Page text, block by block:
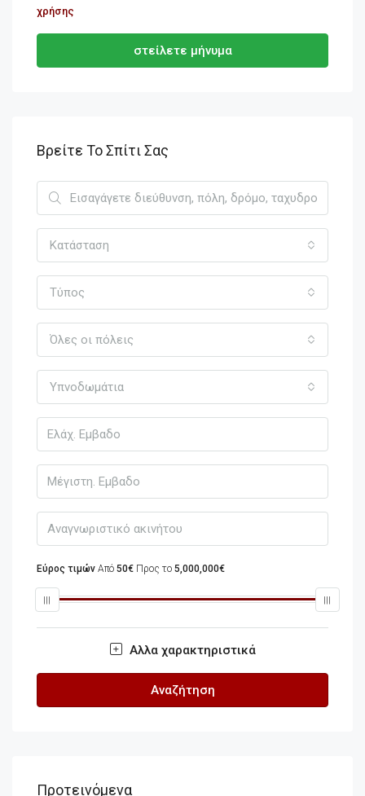
χρήσης
στείλετε μήνυμα
Βρείτε Το Σπίτι Σας
Κατάσταση
Τύπος
Όλες οι πόλεις
Υπνοδωμάτια
Εύρος τιμών Από 50€ Προς το 5,000,000€
Αλλα χαρακτηριστικά
Αναζήτηση
Προτεινόμενα